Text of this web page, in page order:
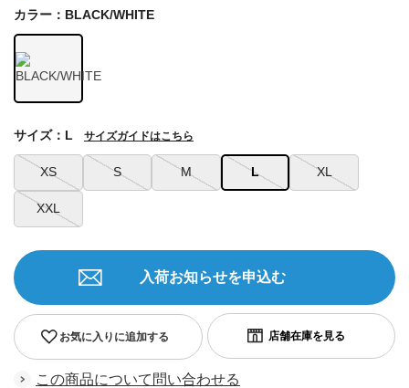
カラー：BLACK/WHITE
XS S M L XL
XXL
サイズ：L サイズガイドはこちら
お気に入りに追加する
入荷お知らせを申込む
この商品について問い合わせる